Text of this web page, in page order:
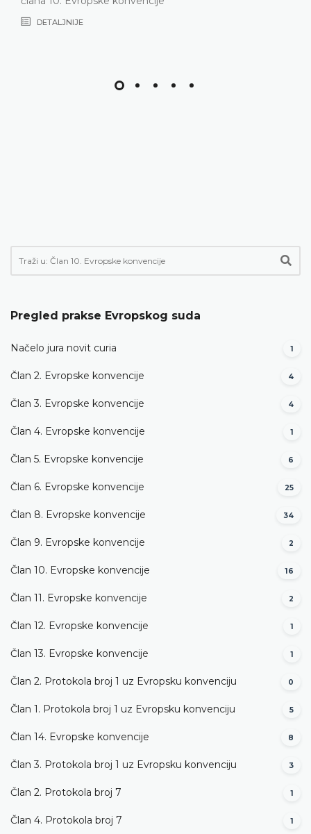
DETALJNIJE
Pregled prakse Evropskog suda
Načelo jura novit curia 1
Član 2. Evropske konvencije 4
Član 3. Evropske konvencije 4
Član 4. Evropske konvencije 1
Član 5. Evropske konvencije 6
Član 6. Evropske konvencije 25
Član 8. Evropske konvencije 34
Član 9. Evropske konvencije 2
Član 10. Evropske konvencije 16
Član 11. Evropske konvencije 2
Član 12. Evropske konvencije 1
Član 13. Evropske konvencije 1
Član 2. Protokola broj 1 uz Evropsku konvenciju 0
Član 1. Protokola broj 1 uz Evropsku konvenciju 5
Član 14. Evropske konvencije 8
Član 3. Protokola broj 1 uz Evropsku konvenciju 3
Član 2. Protokola broj 7 1
Član 4. Protokola broj 7 1